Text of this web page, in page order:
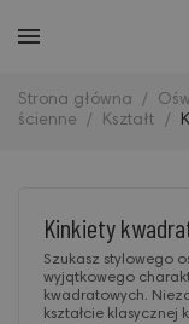
Strona główna
ścienne
Kształt
Kinkiety
Szukasz stylowego
wyjątkowego
kwadratowych.
kształcie klasycznej